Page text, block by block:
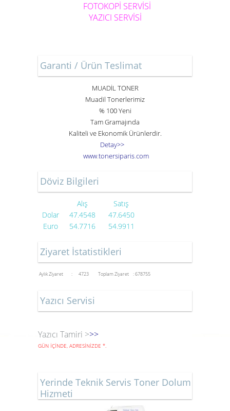
FOTOKOPİ SERVİSİ
YAZICI SERVİSİ
Garanti / Ürün Teslimat
MUADİL TONER
Muadil Tonerlerimiz
% 100 Yeni
Tam Gramajında
Kaliteli ve Ekonomik Ürünlerdir.
Detay>>
www.tonersiparis.com
Döviz Bilgileri
Alış
Satış
Dolar
47.4548
47.6450
Euro
54.7716 54.9911
Ziyaret İstatistikleri
Aylık Ziyaret : 4723 Toplam Ziyaret : 678755
Yazıcı Servisi
Yazıcı Tamiri >>>
GÜN İÇİNDE, ADRESİNİZDE *.
Yerinde Teknik Servis Toner Dolum
Hizmeti